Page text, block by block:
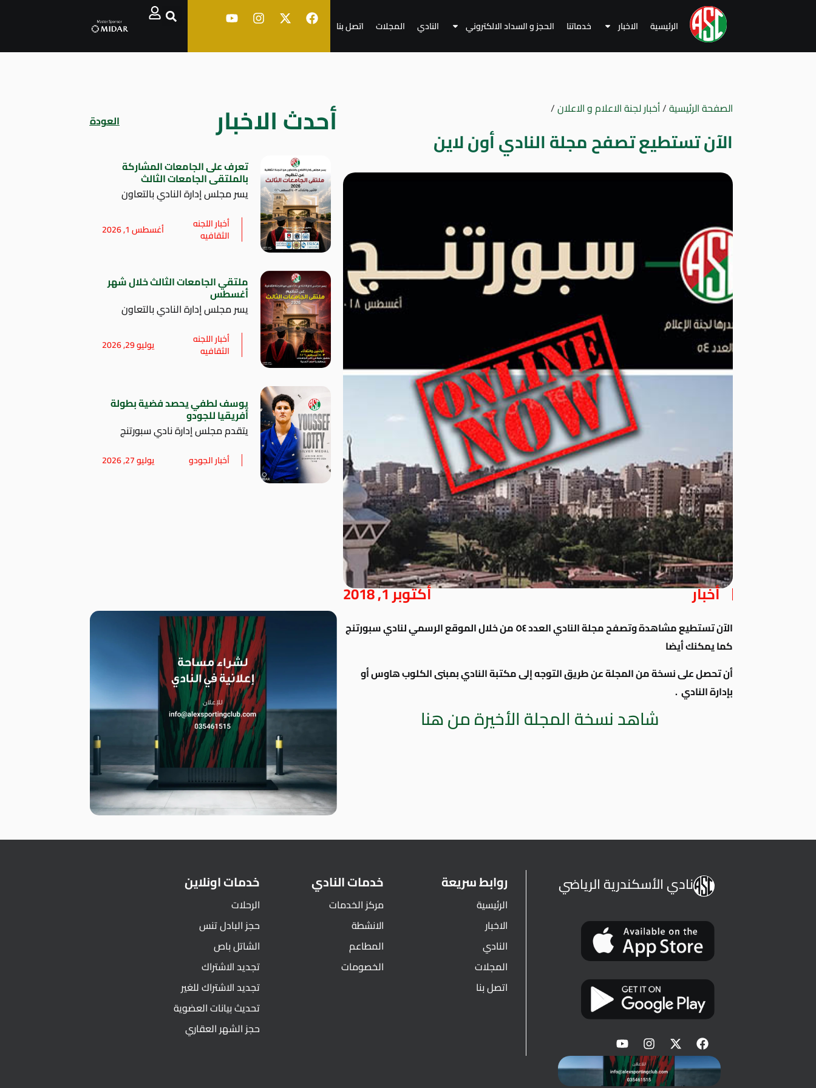
الرئيسية الاخبار خدماتنا الحجز و السداد الالكتروني النادي المجلات اتصل بنا
الصفحة الرئيسية/أخبار لجنة الاعلام و الاعلان/
الآن تستطيع تصفح مجلة النادي أون لاين
أخبار أكتوبر 1, 2018
الآن تستطيع مشاهدة وتصفح مجلة النادي العدد ٥٤ من خلال الموقع الرسمي لنادي سبورتنج
كما يمكنك أيضا
أن تحصل علىنسخة من المجلة عن طريقالتوجه إلى مكتبة النادي بمبنى الكلوبهاوس أو
بإدارة النادي .
شاهد نسخة المجلة الأخيرة من هنا
أحدث الاخبار العودة
تعرف على الجامعات المشاركة
بالملتقى الجامعات الثالث
يسر مجلس إدارة النادي بالتعاون
أخبار اللجنه
الثقافيه أغسطس 1, 2026
ملتقي الجامعات الثالث خلال شهر
أغسطس
يسر مجلس إدارة النادي بالتعاون
أخبار اللجنه
الثقافيه يوليو 29, 2026
يوسف لطفي يحصد فضية بطولة
أفريقيا للجودو
يتقدم مجلس إدارة نادي سبورتنج
أخبار الجودو يوليو 27, 2026
نادي الأسكندرية الرياضي روابط سريعة
الرئيسية
الاخبار
النادي
المجلات
اتصل بنا
خدمات النادي
مركز الخدمات
الانشطة
المطاعم
الخصومات
خدمات اونلاين
الرحلات
حجز البادل تنس
الشاتل باص
تجديد الاشتراك
تجديد الاشتراك للغير
تحديث بيانات العضوية
حجز الشهر العقاري